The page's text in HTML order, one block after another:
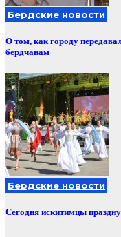
Бердские новости
О том, как городу
бердчанам
Бердские новости
Сегодня искитимцы